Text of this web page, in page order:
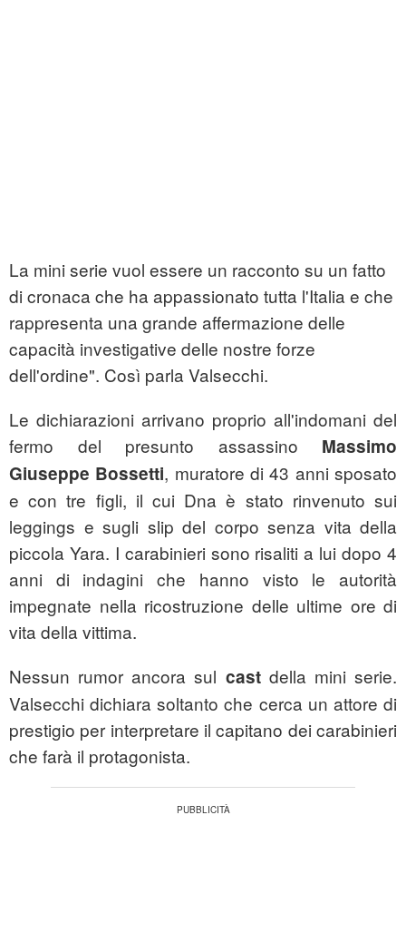
La mini serie vuol essere un racconto su un fatto
di cronaca che ha appassionato tutta l'Italia e che
rappresenta una grande affermazione delle
capacità investigative delle nostre forze
dell'ordine". Così parla Valsecchi.
Le dichiarazioni arrivano proprio all'indomani del
fermo del presunto assassino Massimo
Giuseppe Bossetti, muratore di 43 anni sposato
e con tre figli, il cui Dna è stato rinvenuto sui
leggings e sugli slip del corpo senza vita della
piccola Yara. I carabinieri sono risaliti a lui dopo 4
anni di indagini che hanno visto le autorità
impegnate nella ricostruzione delle ultime ore di
vita della vittima.
Nessun rumor ancora sul cast della mini serie.
Valsecchi dichiara soltanto che cerca un attore di
prestigio per interpretare il capitano dei carabinieri
che farà il protagonista.